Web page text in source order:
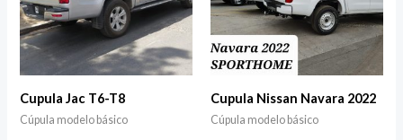
Cupula Jac T6-T8
Cúpula modelo básico
Cupula Nissan Navara 2022
Cúpula modelo básico